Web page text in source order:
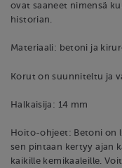
ovat saaneet nimensä
historian.
Materiaali: betoni ja
Korut on suunniteltu ja
Halkaisija: 14 mm
Hoito-ohjeet: Betoni on
sen pintaan kertyy ajan
kaikille kemikaaleille.